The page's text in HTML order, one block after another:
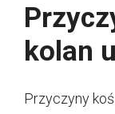
kolan
Przyczyny